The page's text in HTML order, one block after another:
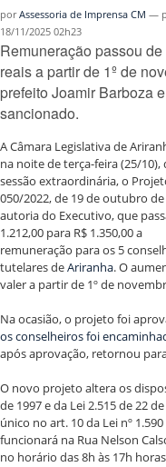
porAssessoria de Imprensa CM —
18/11/2025 02h23
Remuneração passou
reais a partir de 1º de
prefeito Joamir Barboza
sancionado.
A Câmara Legislativa de
na noite de terça-feira (25/
sessão extraordinária, o
050/2022, de 19 de outubro de
autoria do Executivo, que
1.212,00 para R$ 1.350,00 a
remuneração para os 5
tutelares deAriranha. O
valer a partir de 1º de
Na ocasião, o projeto foi
os conselheiros foi
após aprovação, retornou
O novo projeto altera os
de 1997 e da Lei 2.515 de 22
único no art. 10 da Lei nº
funcionará na Rua Nelson
no horário das 8h às 17h